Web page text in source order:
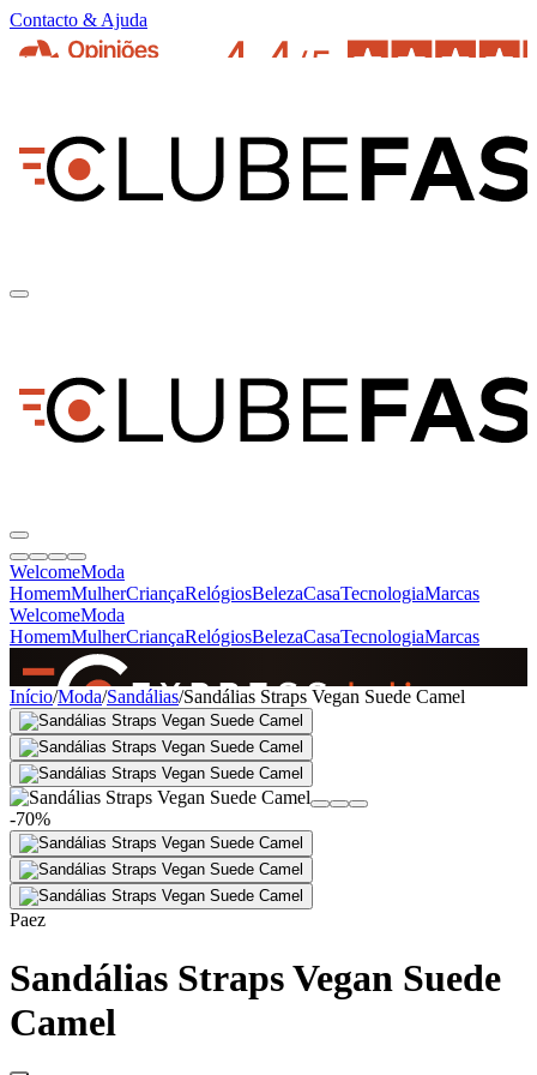
Contacto & Ajuda
WelcomeModa
HomemMulherCriançaRelógiosBelezaCasaTecnologiaMarcas
WelcomeModa
HomemMulherCriançaRelógiosBelezaCasaTecnologiaMarcas
SINCE 2005
+de 36.000 reviews
Início/Moda/Sandálias/Sandálias Straps Vegan Suede Camel
-70%
Paez
Sandálias Straps Vegan Suede
Camel